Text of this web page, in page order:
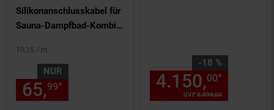
Silikonanschlusskabel für
Sauna-Dampfbad-Kombi-
10,15 / m
NUR
65,99* € Sternchen
-18 %
Sie Sparen 18 Prozent,
UVP5.099,00
4.150,00*